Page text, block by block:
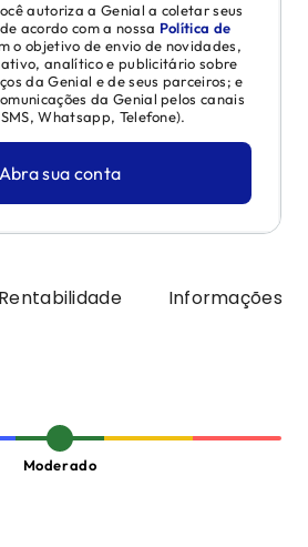
autoriza a Genial a coletar seus
acordo com a nossa Política de
o objetivo de envio de novidades,
analítico e publicitário sobre
da Genial e de seus parceiros; e
da Genial pelos canais
Whatsapp, Telefone).
Abra sua conta
Rentabilidade Informações